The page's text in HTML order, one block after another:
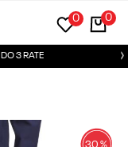
0
0
3 RATE
30%